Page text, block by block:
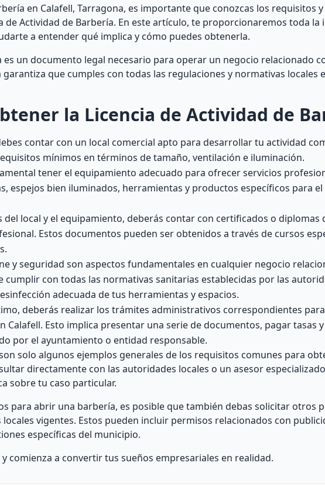
en Calafell, Tarragona, es importante que conozcas los requisitos
de Actividad de Barbería. En este artículo, te proporcionaremos toda la
a entender qué implica y cómo puedes obtenerla.
es un documento legal necesario para operar un negocio relacionado
que cumples con todas las regulaciones y normativas locales
la Licencia de Actividad de
contar con un local comercial apto para desarrollar tu actividad
mínimos en términos de tamaño, ventilación e iluminación.
tener el equipamiento adecuado para ofrecer servicios
espejos bien iluminados, herramientas y productos específicos para
del local y el equipamiento, deberás contar con certificados o diplomas
Estos documentos pueden ser obtenidos a través de cursos
y seguridad son aspectos fundamentales en cualquier negocio
cumplir con todas las normativas sanitarias establecidas por las
adecuada de tus herramientas y espacios.
deberás realizar los trámites administrativos correspondientes
Calafell. Esto implica presentar una serie de documentos, pagar tasas
por el ayuntamiento o entidad responsable.
solo algunos ejemplos generales de los requisitos comunes para
directamente con las autoridades locales o un asesor
sobre tu caso particular.
para abrir una barbería, es posible que también debas solicitar otros
vigentes. Estos pueden incluir permisos relacionados con
específicas del municipio.
comienza a convertir tus sueños empresariales en realidad.